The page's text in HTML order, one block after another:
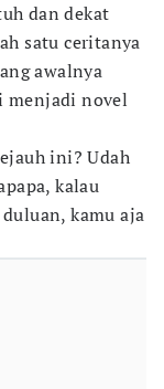
dan dekat
satu ceritanya
awalnya
menjadi novel
ini? Udah
kalau
kamu aja